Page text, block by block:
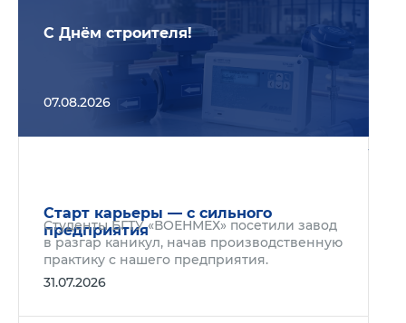
С Днём строителя!
07.08.2026
Старт карьеры — с сильного
предприятия
Студенты БГТУ «ВОЕНМЕХ» посетили завод
в разгар каникул, начав производственную
практику с нашего предприятия.
31.07.2026